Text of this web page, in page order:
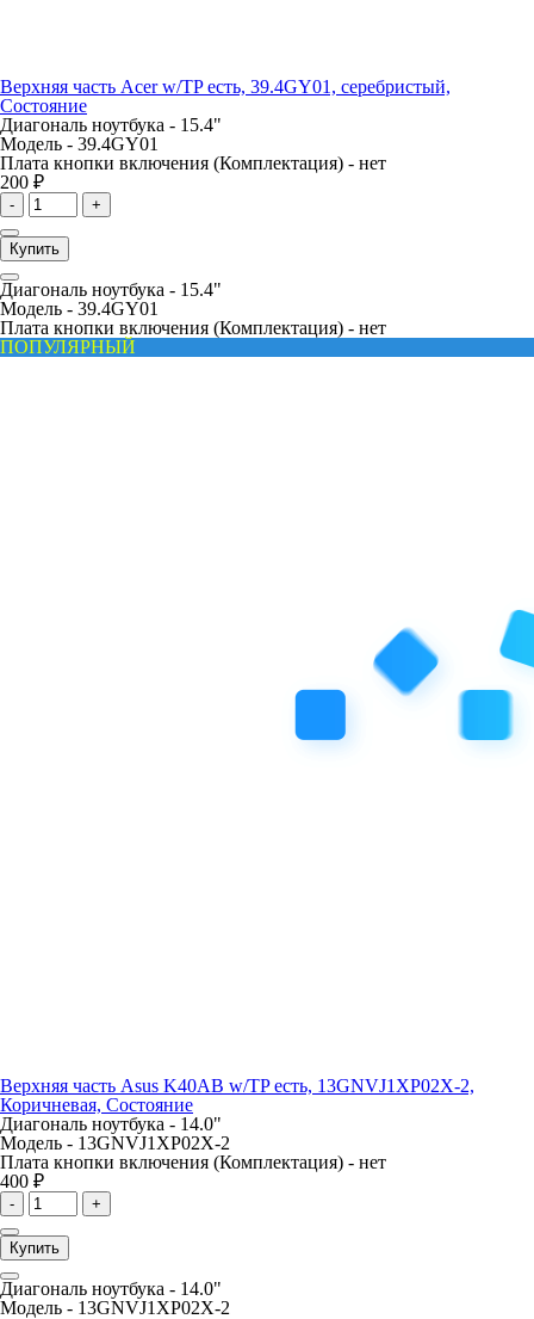
Верхняя часть Acer w/TP есть, 39.4GY01, серебристый,
Состояние
Диагональ ноутбука - 15.4"
Модель - 39.4GY01
Плата кнопки включения (Комплектация) - нет
200 ₽
- +
Купить
Диагональ ноутбука - 15.4"
Модель - 39.4GY01
Плата кнопки включения (Комплектация) - нет
ПОПУЛЯРНЫЙ
Верхняя часть Asus K40AB w/TP есть, 13GNVJ1XP02X-2,
Коричневая, Состояние
Диагональ ноутбука - 14.0"
Модель - 13GNVJ1XP02X-2
Плата кнопки включения (Комплектация) - нет
400 ₽
- +
Купить
Диагональ ноутбука - 14.0"
Модель - 13GNVJ1XP02X-2